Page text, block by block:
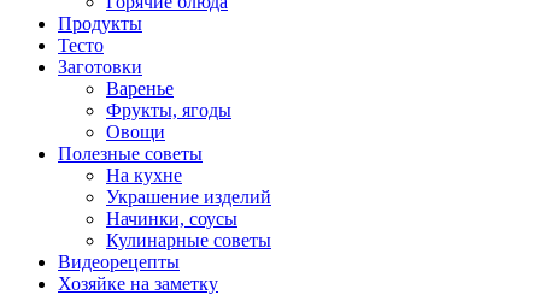
Продукты
Тесто
Заготовки
Варенье
Фрукты, ягоды
Овощи
Полезные советы
На кухне
Украшение изделий
Начинки, соусы
Кулинарные советы
Видеорецепты
Хозяйке на заметку